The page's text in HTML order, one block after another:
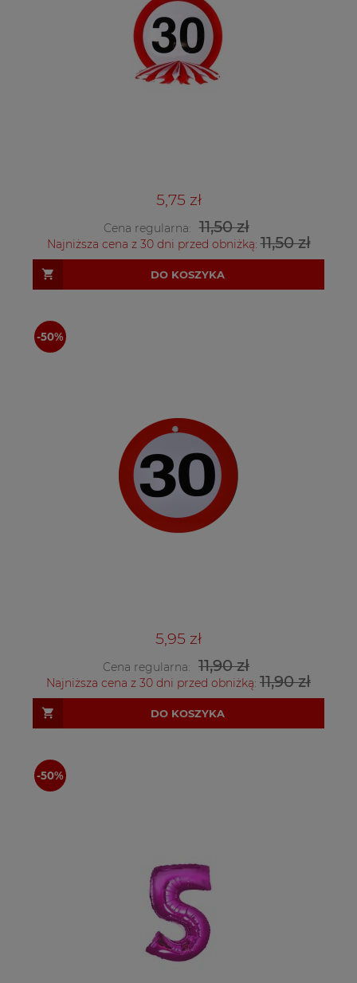
5,75 zł
Cena regularna: 11,50 zł
Najniższa cena z 30 dni przed obniżką:11,50 zł
DO KOSZYKA
5,95 zł
Cena regularna: 11,90 zł
Najniższa cena z 30 dni przed obniżką: 11,90 zł
DO KOSZYKA